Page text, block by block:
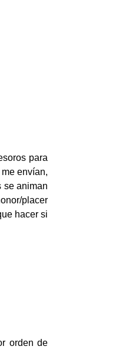
para
envían,
se animan
placer
hacer si
orden de